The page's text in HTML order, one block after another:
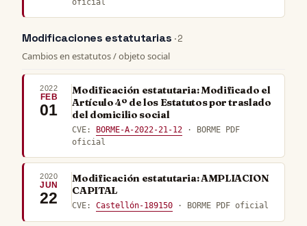
Modificaciones estatutarias · 2
Cambios en estatutos / objeto social
2022
FEB
01
Modificación estatutaria: Modificado el
Artículo 4º de los Estatutos por traslado
del domicilio social
CVE: BORME-A-2022-21-12 · BORME PDF
oficial
2020
JUN
22
Modificación estatutaria: AMPLIACION
CAPITAL
CVE:Castellón-189150 · BORME PDF oficial